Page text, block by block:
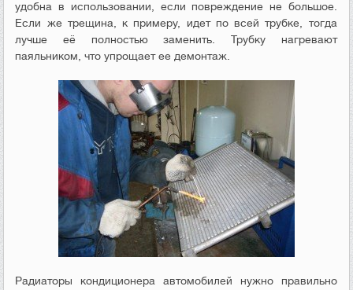
удобна в использовании, если повреждение не большое.
Если же трещина, к примеру, идет по всей трубке, тогда
лучше её полностью заменить. Трубку нагревают
паяльником, что упрощает ее демонтаж.
Радиаторы кондиционера автомобилей нужно правильно